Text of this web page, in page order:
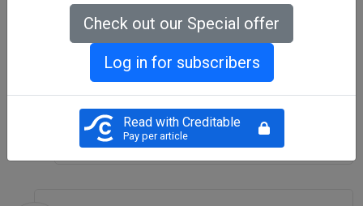
Check out our Special offer
Log in for subscribers
Read with Creditable
Pay per article
SemiColon
Nullam id dolor id nibh ultricies vehicula ut id
elit.